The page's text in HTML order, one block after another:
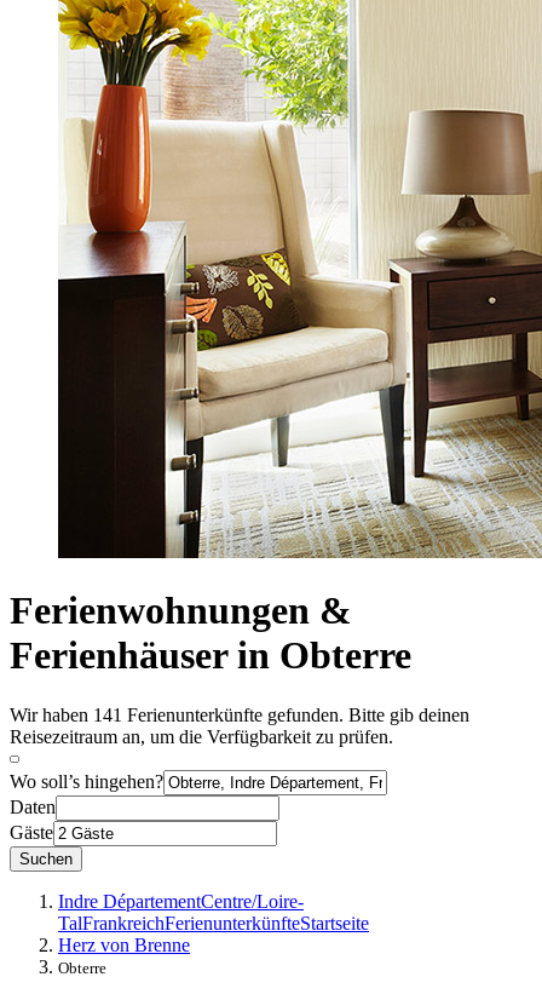
Ferienwohnungen &
Ferienhäuser in Obterre
Wir haben 141 Ferienunterkünfte gefunden. Bitte gib deinen
Reisezeitraum an, um die Verfügbarkeit zu prüfen.
Wo soll’s hingehen?
Daten
Gäste
Suchen
Indre DépartementCentre/Loire-
TalFrankreichFerienunterkünfteStartseite
Herz von Brenne
Obterre